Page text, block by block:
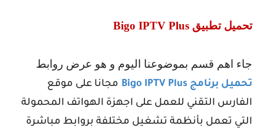
تحميل تطبيق Bigo IPTV Plus
جاء اهم قسم بموضوعنا اليوم و هو عرض روابط
تحميل برنامج Bigo IPTV Plus مجانا على موقع
الفارس التقني للعمل على اجهزة الهواتف المحمولة
التي تعمل بأنظمة تشغيل مختلفة بروابط مباشرة